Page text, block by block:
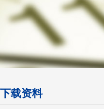
下载资料